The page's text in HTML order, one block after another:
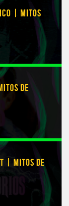
| MITOS
DE
| MITOS DE